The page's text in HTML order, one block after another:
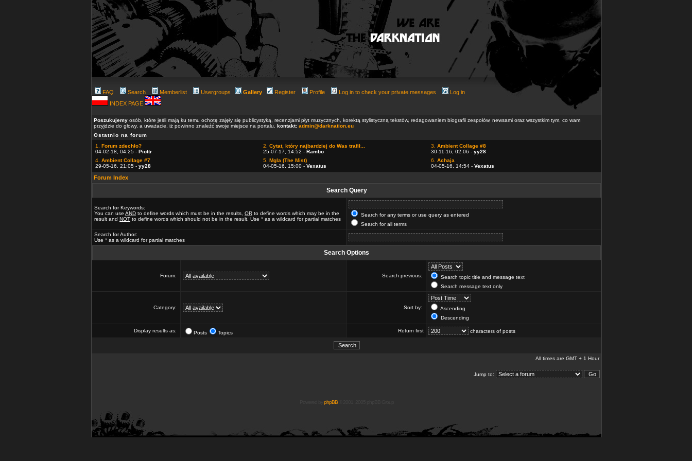
FAQ Search Memberlist Usergroups Gallery Register Profile Log in to check your private messages
Log in
INDEX PAGE
Poszukujemy osób, które jeśli mają ku temu ochotę zajęły się publicystyką, recenzjami płyt muzycznych, korektą stylistyczną tekstów, redagowaniem biografii zespołów, newsami oraz wszystkim tym, co wam
przyjdzie do głowy, a uważacie, iż powinno znaleźć swoje miejsce na portalu. kontakt: admin@darknation.eu
Ostatnio na forum
1. Forum zdechło?
04-02-18, 04:25 - Piottr
2. Cytat, który najbardziej do Was trafił...
25-07-17, 14:52 - Rambo
3. Ambient Collage #8
30-11-16, 02:06 - yy28
4. Ambient Collage #7
29-05-16, 21:05 - yy28
5. Mgla (The Mist)
04-05-16, 15:00 - Vexatus
6. Achaja
04-05-16, 14:54 - Vexatus
Forum Index
Search Query
Search for Keywords:
You can use AND to define words which must be in the results, OR to define words which may be in the
result and NOT to define words which should not be in the result. Use * as a wildcard for partial matches
Search for any terms or use query as entered
Search for all terms
Search for Author:
Use * as a wildcard for partial matches
Search Options
Forum: Search previous:
Search topic title and message text
Search message text only
Category: Sort by:
Ascending
Descending
Display results as: Posts Topics Return first characters of posts
All times are GMT + 1 Hour
Jump to:
phpBB© 2001, 2005 phpBB Group